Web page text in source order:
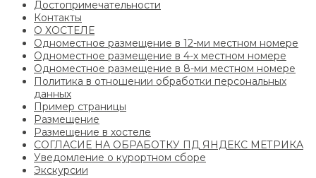
Достопримечательности
Контакты
О ХОСТЕЛЕ
Одноместное размещение в 12-ми местном номере
Одноместное размещение в 4-х местном номере
Одноместное размещение в 8-ми местном номере
Политика в отношении обработки персональных
данных
Пример страницы
Размещение
Размещение в хостеле
СОГЛАСИЕ НА ОБРАБОТКУ ПД ЯНДЕКС МЕТРИКА
Уведомление о курортном сборе
Экскурсии